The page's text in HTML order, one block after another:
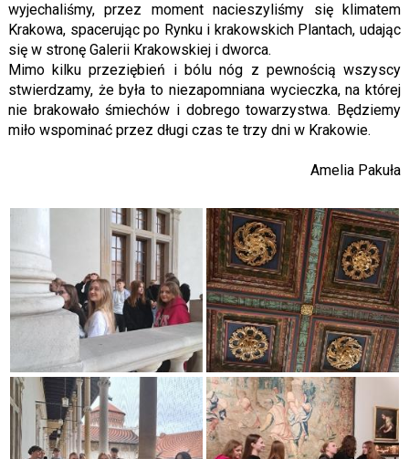
wyjechaliśmy, przez moment nacieszyliśmy się klimatem
Krakowa, spacerując po Rynku i krakowskich Plantach, udając
się w stronę Galerii Krakowskiej i dworca.
Mimo kilku przeziębień i bólu nóg z pewnością wszyscy
stwierdzamy, że była to niezapomniana wycieczka, na której
nie brakowało śmiechów i dobrego towarzystwa. Będziemy
miło wspominać przez długi czas te trzy dni w Krakowie.
Amelia Pakuła